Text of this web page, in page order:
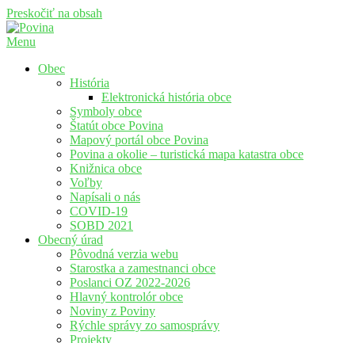
Preskočiť na obsah
Menu
Obec
História
Elektronická história obce
Symboly obce
Štatút obce Povina
Mapový portál obce Povina
Povina a okolie – turistická mapa katastra obce
Knižnica obce
Voľby
Napísali o nás
COVID-19
SOBD 2021
Obecný úrad
Pôvodná verzia webu
Starostka a zamestnanci obce
Poslanci OZ 2022-2026
Hlavný kontrolór obce
Noviny z Poviny
Rýchle správy zo samosprávy
Projekty